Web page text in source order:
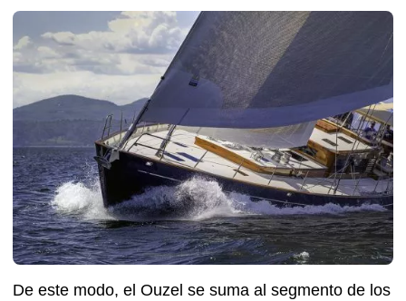
De este modo, el Ouzel se suma al segmento de los